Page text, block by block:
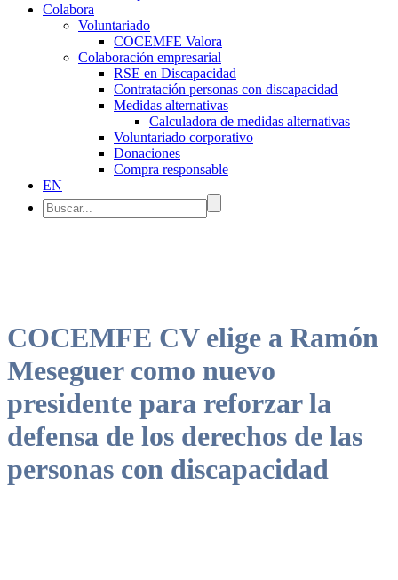
Colabora
Voluntariado
COCEMFE Valora
Colaboración empresarial
RSE en Discapacidad
Contratación personas con discapacidad
Medidas alternativas
Calculadora de medidas alternativas
Voluntariado corporativo
Donaciones
Compra responsable
EN
COCEMFE CV elige a Ramón
Meseguer como nuevo
presidente para reforzar la
defensa de los derechos de las
personas con discapacidad